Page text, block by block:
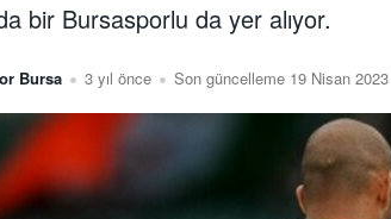
bir Bursasporlu da yer alıyor.
Bursa 3 yıl önce Son güncelleme 19 Nisan